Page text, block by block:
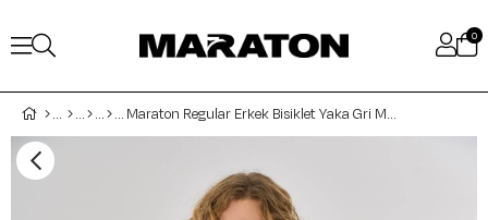
0
Maraton Regular Erkek Bisiklet Yaka Gri Melanj T-shirt